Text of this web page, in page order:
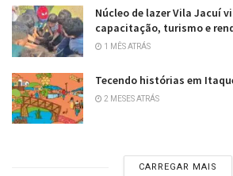
Núcleo de lazer Vila Jacuí
capacitação, turismo e
1 MÊS ATRÁS
Tecendo histórias em
2 MESES ATRÁS
CARREGAR MAIS